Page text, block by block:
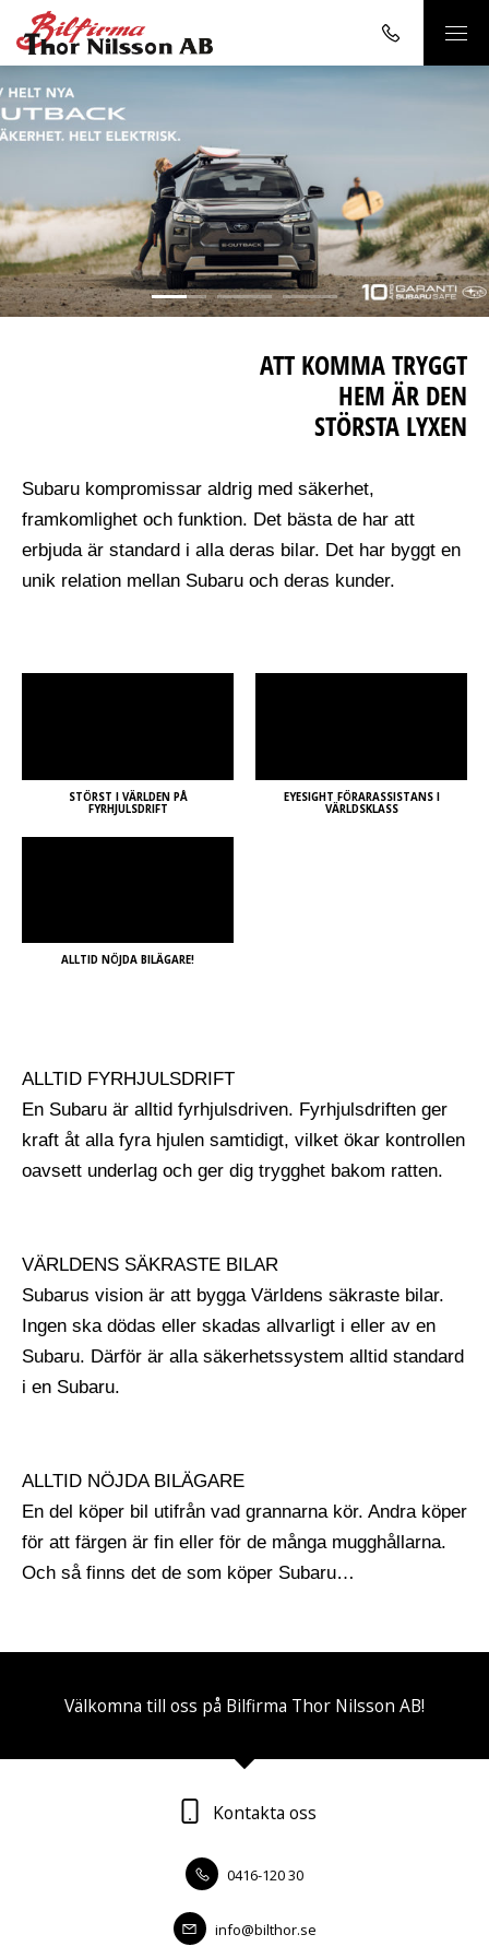
1 2 3
ATT KOMMA TRYGGT
HEM ÄR DEN
STÖRSTA LYXEN
Subaru kompromissar aldrig med säkerhet,
framkomlighet och funktion. Det bästa de har att
erbjuda är standard i alla deras bilar. Det har byggt en
unik relation mellan Subaru och deras kunder.
STÖRST I VÄRLDEN PÅ
FYRHJULSDRIFT
EYESIGHT FÖRARASSISTANS I
VÄRLDSKLASS
ALLTID NÖJDA BILÄGARE!
ALLTID FYRHJULSDRIFT
En Subaru är alltid fyrhjulsdriven. Fyrhjulsdriften ger
kraft åt alla fyra hjulen samtidigt, vilket ökar kontrollen
oavsett underlag och ger dig trygghet bakom ratten.
VÄRLDENS SÄKRASTE BILAR
Subarus vision är att bygga Världens säkraste bilar.
Ingen ska dödas eller skadas allvarligt i eller av en
Subaru. Därför är alla säkerhetssystem alltid standard
i en Subaru.
ALLTID NÖJDA BILÄGARE
En del köper bil utifrån vad grannarna kör. Andra köper
för att färgen är fin eller för de många mugghållarna.
Och så finns det de som köper Subaru…
Välkomna till oss på Bilfirma Thor Nilsson AB!
Kontakta oss
0416-120 30
info@bilthor.se